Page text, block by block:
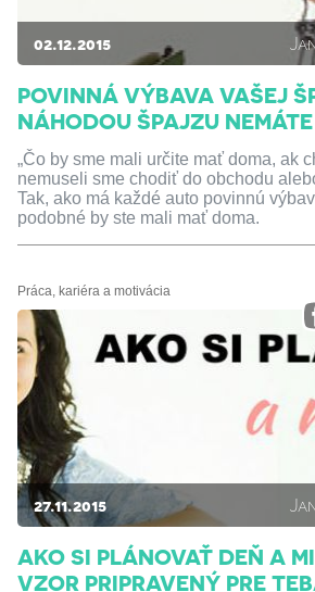
02.12.2015
POVINNÁ VÝBAVA VAŠEJ
NÁHODOU ŠPAJZU
„Čo by sme mali určite mať doma, ak
nemuseli sme chodiť do obchodu
Tak, ako má každé auto povinnú
podobné by ste mali mať doma.
Práca, kariéra a motivácia
27.11.2015
AKO SI PLÁNOVAŤ DEŇ A
VZOR PRIPRAVENÝ PRE